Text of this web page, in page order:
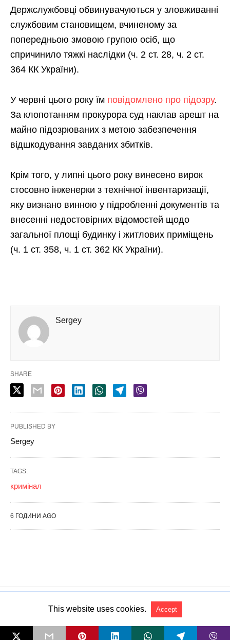
All Rights Reserved View Non-AMP Version
This website uses cookies. Accept